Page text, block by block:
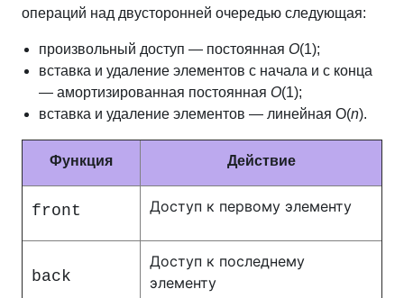
операций над двусторонней очередью следующая:
произвольный доступ — постоянная O(1);
вставка и удаление элементов с начала и с конца
— амортизированная постоянная O(1);
вставка и удаление элементов — линейная O(n).
Функция Действие
front Доступ к первому элементу
back
Доступ к последнему
элементу